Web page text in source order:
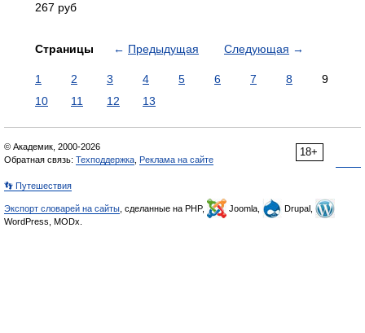
267 руб
Страницы ← Предыдущая Следующая →
1 2 3 4 5 6 7 8
9
10
11 12 13
18+
© Академик, 2000-2026
Обратная связь: Техподдержка Реклама на сайте
👣 Путешествия
Экспорт словарей на сайты , сделанные на PHP, Joomla,
Drupal,
WordPress, MODx.